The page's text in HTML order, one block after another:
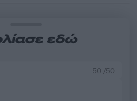
εδώ
50 /50